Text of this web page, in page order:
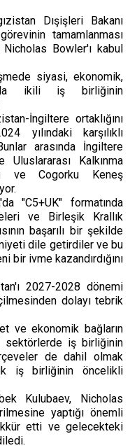
Dışişleri Bakanı
tamamlanması
Bowler'ı kabul
siyasi, ekonomik,
ikili iş birliğinin
İngiltere ortaklığını
yılındaki karşılıklı
arasında İngiltere
Kalkınma
ve Cogorku Keneş
"C5+UK" formatında
ve Birleşik Krallık
başarılı bir şekilde
dile getirdiler ve bu
bir ivme kazandırdığını
2027-2028 dönemi
dolayı tebrik
ve ekonomik bağların
sektörlerde iş birliğinin
de dahil olmak
iş birliğinin öncelikli
Kulubaev, Nicholas
yaptığı önemli
etti ve gelecekteki